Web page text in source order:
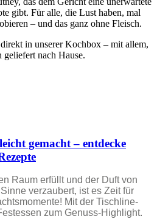
gibt. Für alle, die Lust haben, mal
– und das ganz ohne Fleisch.
in unserer Kochbox – mit allem,
geliefert nach Hause.
gemacht – entdecke
Raum erfüllt und der Duft von
verzaubert, ist es Zeit für
Mit der Tischline-
zum Genuss-Highlight.